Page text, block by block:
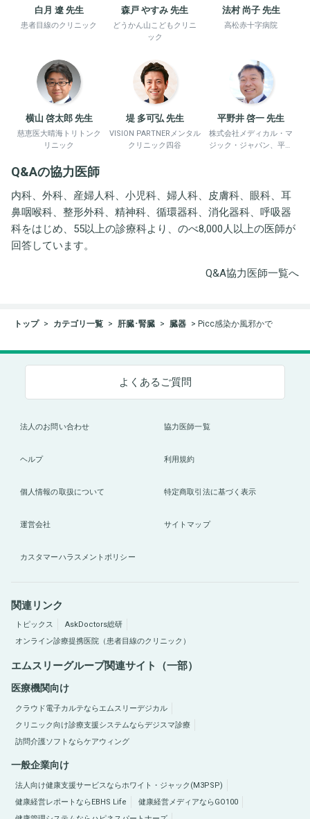
白月 遼 先生
患者目線のクリニック
森戸 やすみ 先生
どうかん山こどもクリニ
ック
法村 尚子 先生
高松赤十字病院
横山 啓太郎 先生
慈恵医大晴海トリトンク
リニック
堤 多可弘 先生
VISION PARTNERメンタル
クリニック四谷
平野井 啓一 先生
株式会社メディカル・マ
ジック・ジャパン、平野
Q&Aの協力医師
内科、外科、産婦人科、小児科、婦人科、皮膚科、眼科、耳
鼻咽喉科、整形外科、精神科、循環器科、消化器科、呼吸器
科をはじめ、55以上の診療科より、のべ8,000人以上の医師が
回答しています。
Q&A協力医師一覧へ
トップ カテゴリ一覧 肝臓･腎臓 臓器 Picc感染か風邪かで
よくあるご質問
法人のお問い合わせ 協力医師一覧
ヘルプ 利用規約
個人情報の取扱について 特定商取引法に基づく表示
運営会社 サイトマップ
カスタマーハラスメントポリシー
関連リンク
トピックス
AskDoctors総研
オンライン診療提携医院（患者目線のクリニック）
エムスリーグループ関連サイト（一部）
医療機関向け
クラウド電子カルテならエムスリーデジカル
クリニック向け診療支援システムならデジスマ診療
訪問介護ソフトならケアウィング
一般企業向け
法人向け健康支援サービスならホワイト・ジャック(M3PSP)
健康経営レポートならEBHS Life
健康経営メディアならGO100